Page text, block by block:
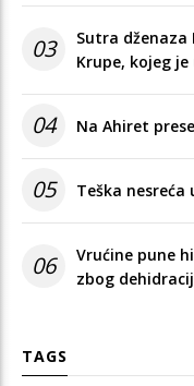
03
Sutra dženaza
Krupe, kojeg
04 Na Ahiret
05 Teška
06
Vrućine pune
zbog
TAGS